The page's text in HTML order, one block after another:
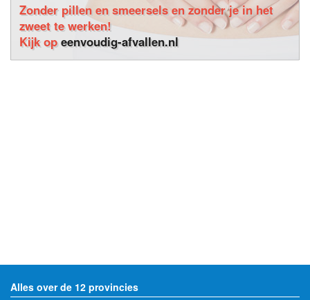
Zonder pillen en smeersels en zonder je in het
zweet te werken!
Kijk opeenvoudig-afvallen.nl
Alles over de 12 provincies